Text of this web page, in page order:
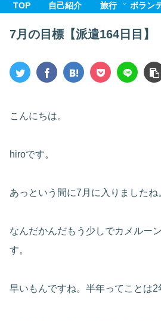
TOP 自己紹介 旅行 ボラン
7月の目標【派遣164日目】
こんにちは。
hiroです。
あっという間に7月に入りましたね
なんだかんだもう少しでカメルー
す。
早いもんですね。半年ってことは2